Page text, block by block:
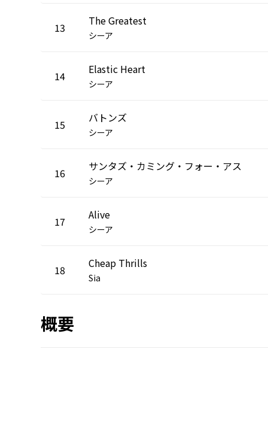
13 The Greatest
シーア
14 Elastic Heart
シーア
15 バトンズ
シーア
16 サンタズ・カミング・フォー・アス
シーア
17 Alive
シーア
18 Cheap Thrills
Sia
概要